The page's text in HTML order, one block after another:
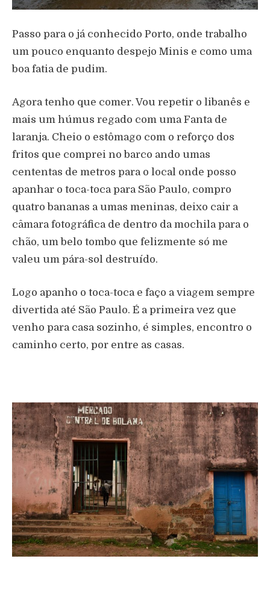
Passo para o já conhecido Porto, onde trabalho
um pouco enquanto despejo Minis e como uma
boa fatia de pudim.
Agora tenho que comer. Vou repetir o libanês e
mais um húmus regado com uma Fanta de
laranja. Cheio o estômago com o reforço dos
fritos que comprei no barco ando umas
cententas de metros para o local onde posso
apanhar o toca-toca para São Paulo, compro
quatro bananas a umas meninas, deixo cair a
câmara fotográfica de dentro da mochila para o
chão, um belo tombo que felizmente só me
valeu um pára-sol destruído.
Logo apanho o toca-toca e faço a viagem sempre
divertida até São Paulo. É a primeira vez que
venho para casa sozinho, é simples, encontro o
caminho certo, por entre as casas.